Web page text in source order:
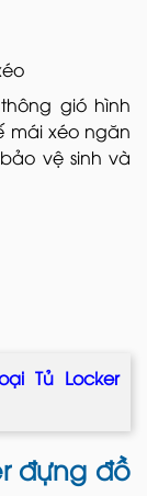
gió hình
mái xéo ngăn
vệ sinh và
Tủ Locker
đựng đồ